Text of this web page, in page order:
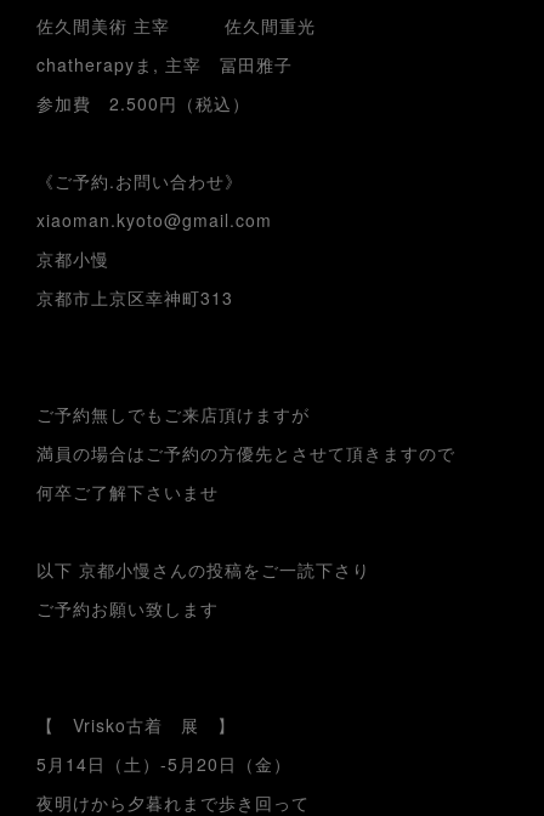
佐久間美術 主宰 佐久間重光
chatherapyま, 主宰 冨田雅子
参加費 2.500円（税込）
《ご予約.お問い合わせ》
xiaoman.kyoto@gmail.com
京都小慢
京都市上京区幸神町313
ご予約無しでもご来店頂けますが
満員の場合はご予約の方優先とさせて頂きますので
何卒ご了解下さいませ
以下 京都小慢さんの投稿をご一読下さり
ご予約お願い致します
【 Vrisko古着 展 】
5月14日（土）-5月20日（金）
夜明けから夕暮れまで歩き回って